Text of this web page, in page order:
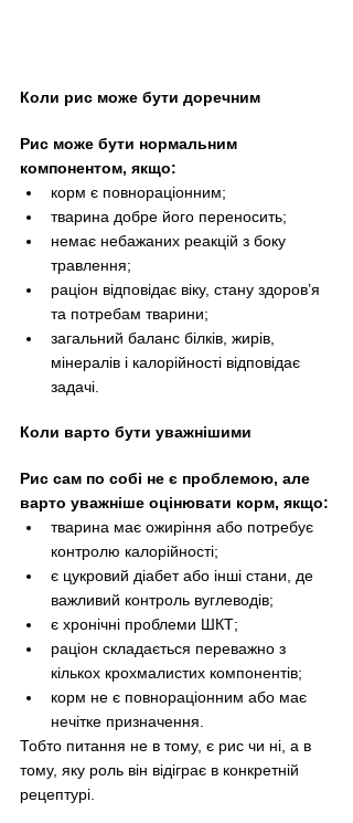
Коли рис може бути доречним
Рис може бути нормальним
компонентом, якщо:
корм є повнораціонним;
тварина добре його переносить;
немає небажаних реакцій з боку
травлення;
раціон відповідає віку, стану здоров’я
та потребам тварини;
загальний баланс білків, жирів,
мінералів і калорійності відповідає
задачі.
Коли варто бути уважнішими
Рис сам по собі не є проблемою, але
варто уважніше оцінювати корм, якщо:
тварина має ожиріння або потребує
контролю калорійності;
є цукровий діабет або інші стани, де
важливий контроль вуглеводів;
є хронічні проблеми ШКТ;
раціон складається переважно з
кількох крохмалистих компонентів;
корм не є повнораціонним або має
нечітке призначення.
Тобто питання не в тому, є рис чи ні, а в
тому, яку роль він відіграє в конкретній
рецептурі.